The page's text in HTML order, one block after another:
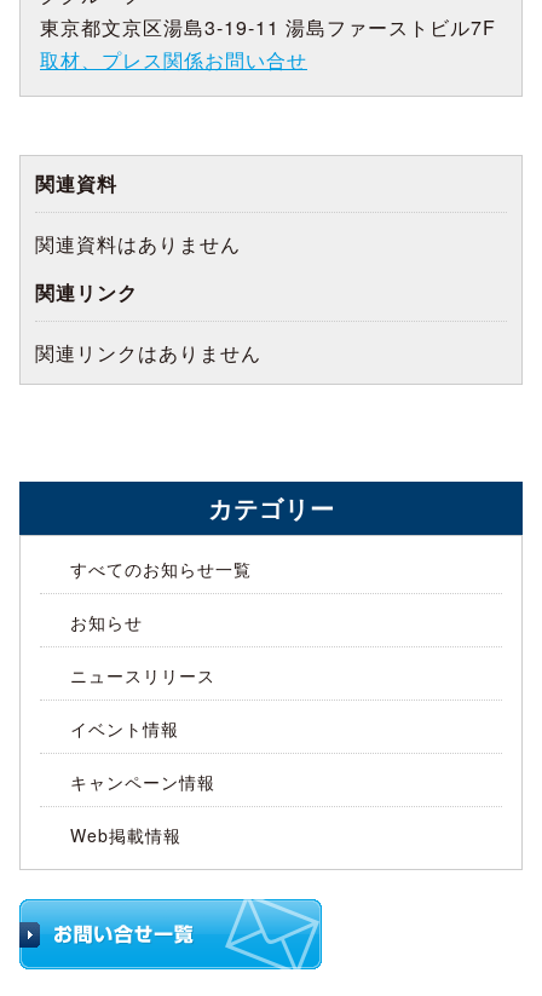
東京都文京区湯島3-19-11 湯島ファーストビル7F
取材、プレス関係お問い合せ
関連資料
関連資料はありません
関連リンク
関連リンクはありません
カテゴリー
すべてのお知らせ一覧
お知らせ
ニュースリリース
イベント情報
キャンペーン情報
Web掲載情報